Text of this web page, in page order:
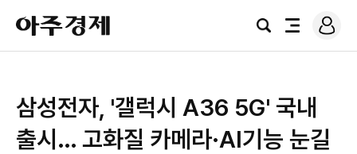
아
주
경
검
전
로
그
삼성전자, '갤럭시 A36 5G' 국내
출시… 고화질 카메라·AI기능 눈길